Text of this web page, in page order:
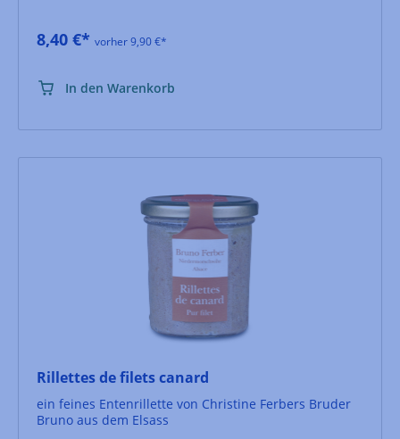
8,40 €* vorher 9,90 €*
In den Warenkorb
Rillettes de filets canard
ein feines Entenrillette von Christine Ferbers Bruder
Bruno aus dem Elsass